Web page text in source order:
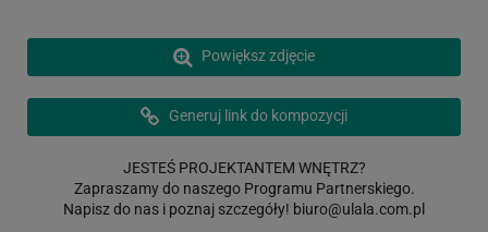
Powiększ zdjęcie
Generuj link do kompozycji
JESTEŚ PROJEKTANTEM WNĘTRZ?
Zapraszamy do naszego Programu Partnerskiego.
Napisz do nas i poznaj szczegóły! biuro@ulala.com.pl